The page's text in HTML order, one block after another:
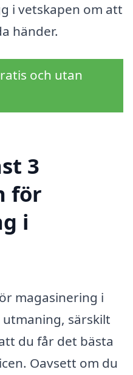
i vetskapen om att
händer.
och utan
3
för
i
magasinering i
utmaning, särskilt
du får det bästa
Oavsett om du